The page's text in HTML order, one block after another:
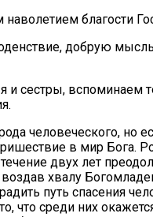
благости
добрую
сестры, вспоминаем
человеческого, но
в мир Бога.
двух лет
хвалу
путь спасения
что среди них